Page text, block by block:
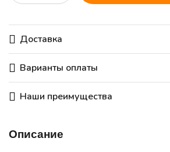
Доставка
Варианты оплаты
Наши преимущества
Описание